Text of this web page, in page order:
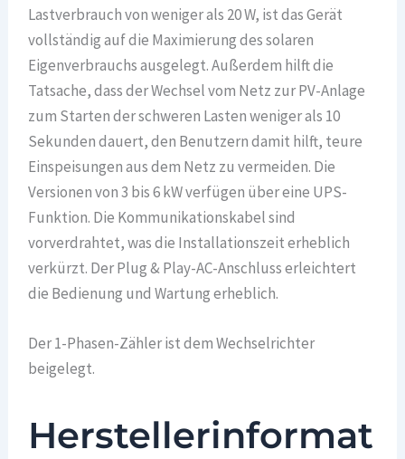
Lastverbrauch von weniger als 20 W, ist das Gerät
vollständig auf die Maximierung des solaren
Eigenverbrauchs ausgelegt. Außerdem hilft die
Tatsache, dass der Wechsel vom Netz zur PV-Anlage
zum Starten der schweren Lasten weniger als 10
Sekunden dauert, den Benutzern damit hilft, teure
Einspeisungen aus dem Netz zu vermeiden. Die
Versionen von 3 bis 6 kW verfügen über eine UPS-
Funktion. Die Kommunikationskabel sind
vorverdrahtet, was die Installationszeit erheblich
verkürzt. Der Plug & Play-AC-Anschluss erleichtert
die Bedienung und Wartung erheblich.
Der 1-Phasen-Zähler ist dem Wechselrichter
beigelegt.
Herstellerinformat